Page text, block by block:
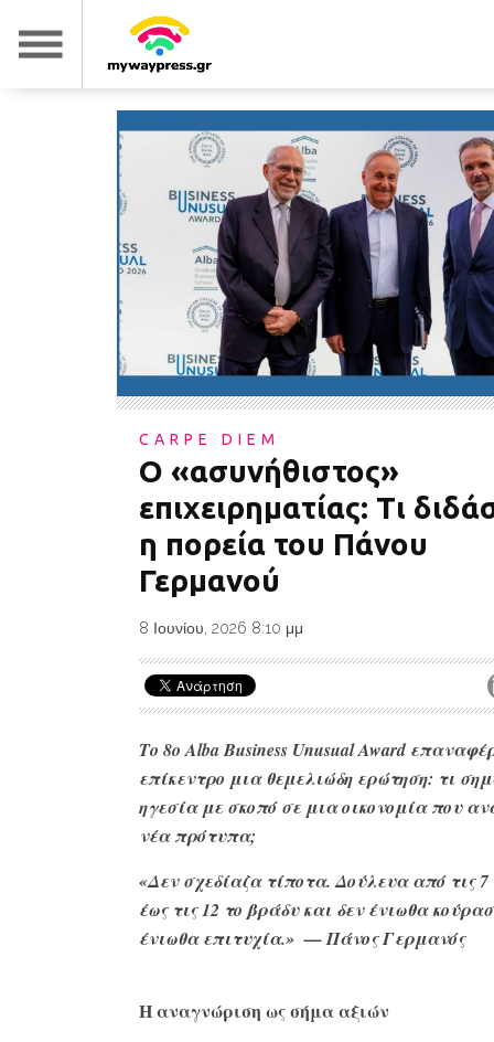
CARPE DIEM
Ο «ασυνήθιστος»
επιχειρηματίας: Τι
η πορεία του Πάνου
Γερμανού
8 Ιουνίου, 2026 8:10 μμ
Το 8ο Alba Business Unusual Award
επίκεντρο μια θεμελιώδη ερώτηση: τι
ηγεσία με σκοπό σε μια οικονομία που
νέα πρότυπα;
«Δεν σχεδίαζα τίποτα. Δούλευα από τις
έως τις 12 το βράδυ και δεν ένιωθα
ένιωθα επιτυχία.» — Πάνος Γερμανός
Η αναγνώριση ως σήμα αξιών